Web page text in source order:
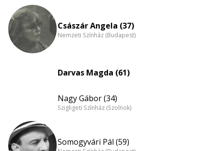
Császár Angela (37)
Nemzeti Színház (Budapest)
Darvas Magda (61)
Nagy Gábor (34)
Szigligeti Színház (Szolnok)
Somogyvári Pál (59)